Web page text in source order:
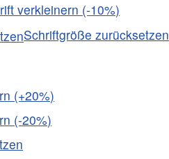
verkleinern (-10%)
Schriftgröße zurücksetzen
(+20%)
(-20%)